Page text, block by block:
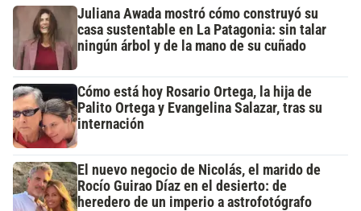
Juliana Awada mostró cómo construyó su
casa sustentable en La Patagonia: sin talar
ningún árbol y de la mano de su cuñado
Cómo está hoy Rosario Ortega, la hija de
Palito Ortega y Evangelina Salazar, tras su
internación
El nuevo negocio de Nicolás, el marido de
Rocío Guirao Díaz en el desierto: de
heredero de un imperio a astrofotógrafo